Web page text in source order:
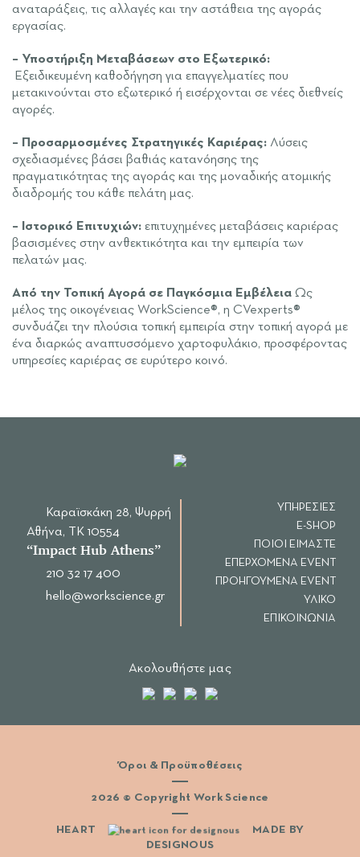
αναταράξεις, τις αλλαγές και την αστάθεια της αγοράς
εργασίας.
– Υποστήριξη Μεταβάσεων στο Εξωτερικό:
Εξειδικευμένη καθοδήγηση για επαγγελματίες που
μετακινούνται στο εξωτερικό ή εισέρχονται σε νέες διεθνείς
αγορές.
– Προσαρμοσμένες Στρατηγικές Καριέρας: Λύσεις
σχεδιασμένες βάσει βαθιάς κατανόησης της
πραγματικότητας της αγοράς και της μοναδικής ατομικής
διαδρομής του κάθε πελάτη μας.
– Ιστορικό Επιτυχιών: επιτυχημένες μεταβάσεις καριέρας
βασισμένες στην ανθεκτικότητα και την εμπειρία των
πελατών μας.
Από την Τοπική Αγορά σε Παγκόσμια Εμβέλεια Ως
μέλος της οικογένειας WorkScience®, η CVexperts®
συνδυάζει την πλούσια τοπική εμπειρία στην τοπική αγορά με
ένα διαρκώς αναπτυσσόμενο χαρτοφυλάκιο, προσφέροντας
υπηρεσίες καριέρας σε ευρύτερο κοινό.
Καραϊσκάκη 28, Ψυρρή
Αθήνα, ΤΚ 10554
“Ιmpact Hub Athens”
210 32 17 400
hello@workscience.gr
ΥΠΗΡΕΣΙΕΣ
E-SHOP
ΠΟΙΟΙ ΕΙΜΑΣΤΕ
ΕΠΕΡΧΟΜΕΝΑ EVENT
ΠΡΟΗΓΟΥΜΕΝΑ EVENT
ΥΛΙΚΟ
ΕΠΙΚΟΙΝΩΝΙΑ
Ακολουθήστε μας
Όροι & Προϋποθέσεις
2026 © Copyright Work Science
HEART
MADE BY
DESIGNOUS